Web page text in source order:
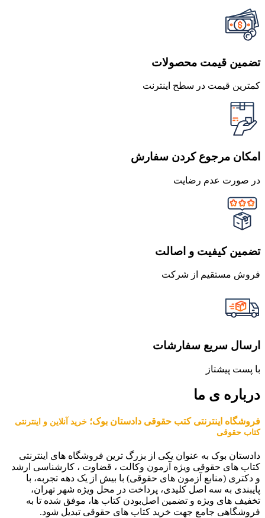
تضمین قیمت محصولات
کمترین قیمت در سطح اینترنت
امکان مرجوع کردن سفارش
در صورت عدم رضایت
تضمین کیفیت و اصالت
فروش مستقیم از شرکت
ارسال سریع سفارشات
با پست پیشتاز
درباره ی ما
فروشگاه اینترنتی کتب حقوقی دادستان بوک؛ خرید آنلاین و اینترنتی
کتاب حقوقی
دادستان بوک به عنوان یکی از بزرگ ترین فروشگاه های اینترنتی
کتاب های حقوقی ویژه آزمون وکالت ، قضاوت ، کارشناسی ارشد
و دکتری (منابع آزمون های حقوقی) با بیش از یک دهه تجربه، با
پایبندی به سه اصل کلیدی، پرداخت در محل ویژه شهر تهران،
تخفیف های ویژه و تضمین اصل‌بودن کتاب ها، موفق شده تا به
فروشگاهی جامع جهت خرید کتاب های حقوقی تبدیل شود.